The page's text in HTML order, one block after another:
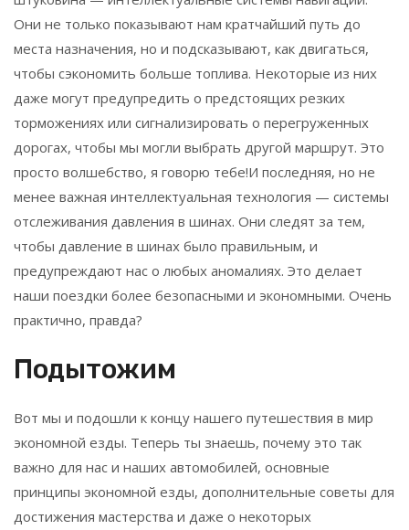
Они не только показывают нам кратчайший путь до
места назначения, но и подсказывают, как двигаться,
чтобы сэкономить больше топлива. Некоторые из них
даже могут предупредить о предстоящих резких
торможениях или сигнализировать о перегруженных
дорогах, чтобы мы могли выбрать другой маршрут. Это
просто волшебство, я говорю тебе!И последняя, но не
менее важная интеллектуальная технология — системы
отслеживания давления в шинах. Они следят за тем,
чтобы давление в шинах было правильным, и
предупреждают нас о любых аномалиях. Это делает
наши поездки более безопасными и экономными. Очень
практично, правда?
Подытожим
Вот мы и подошли к концу нашего путешествия в мир
экономной езды. Теперь ты знаешь, почему это так
важно для нас и наших автомобилей, основные
принципы экономной езды, дополнительные советы для
достижения мастерства и даже о некоторых